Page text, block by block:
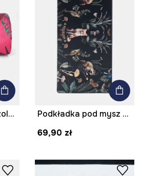
Mata piknikowa z izolacją wzorzysta kolor multicolor
Podkładka pod mysz wzorzysta
69,90 zł